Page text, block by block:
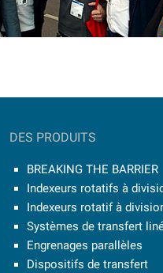
DES PRODUITS
BREAKING THE BARRIER
Indexeurs rotatifs à
Indexeurs rotatif à
Systèmes de transfert
Engrenages parallèles
Dispositifs de transfert